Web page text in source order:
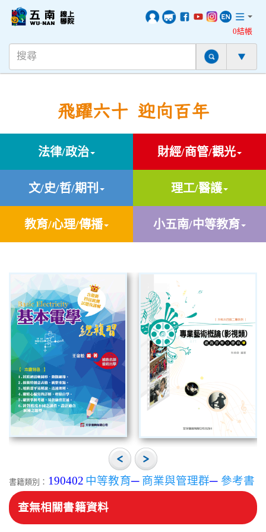
0結帳
飛躍六十 迎向百年
法律/政治 財經/商管/觀光
文/史/哲/期刊 理工/醫護
教育/心理/傳播 小五南/中等教育
書籍類別： 190402 中等教育─ 商業與管理群─ 參考書
查無相關書籍資料